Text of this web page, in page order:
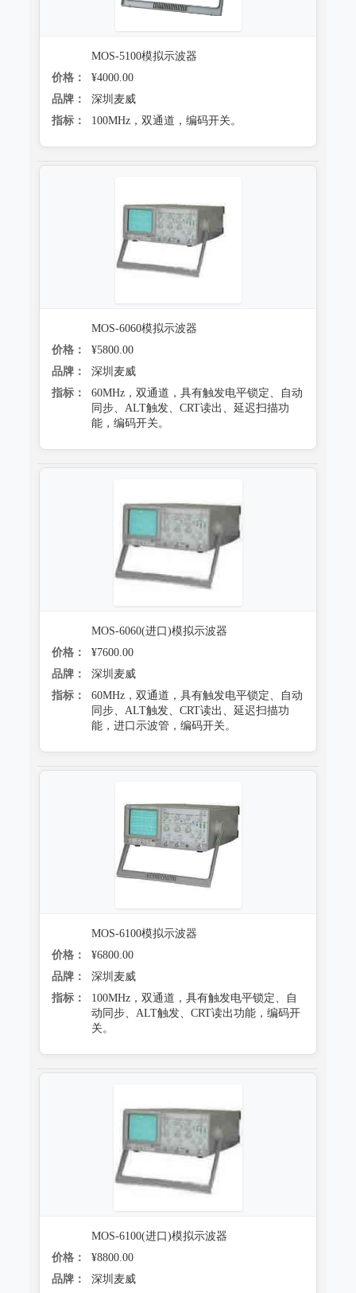
MOS-5100模拟示波器
价格：
¥4000.00
品牌：
深圳麦威
指标：
100MHz，双通道，编码开关。
MOS-6060模拟示波器
价格：
¥5800.00
品牌：
深圳麦威
指标：
60MHz，双通道，具有触发电平锁定、自动
同步、ALT触发、CRT读出、延迟扫描功
能，编码开关。
MOS-6060(进口)模拟示波器
价格：
¥7600.00
品牌：
深圳麦威
指标：
60MHz，双通道，具有触发电平锁定、自动
同步、ALT触发、CRT读出、延迟扫描功
能，进口示波管，编码开关。
MOS-6100模拟示波器
价格：
¥6800.00
品牌：
深圳麦威
指标：
100MHz，双通道，具有触发电平锁定、自
动同步、ALT触发、CRT读出功能，编码开
关。
MOS-6100(进口)模拟示波器
价格：
¥8800.00
品牌：
深圳麦威